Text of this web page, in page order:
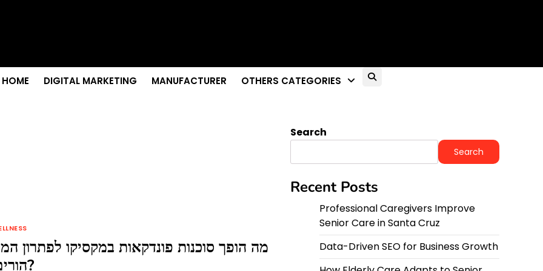
HOME DIGITAL MARKETING MANUFACTURER OTHERS CATEGORIES
מה הופך סוכנות פונדקאות במקסיקו לפתרון
הורים לעתיד?
Search
Search
Recent Posts
Professional Caregivers Improve
Senior Care in Santa Cruz
Data-Driven SEO for Business Growth